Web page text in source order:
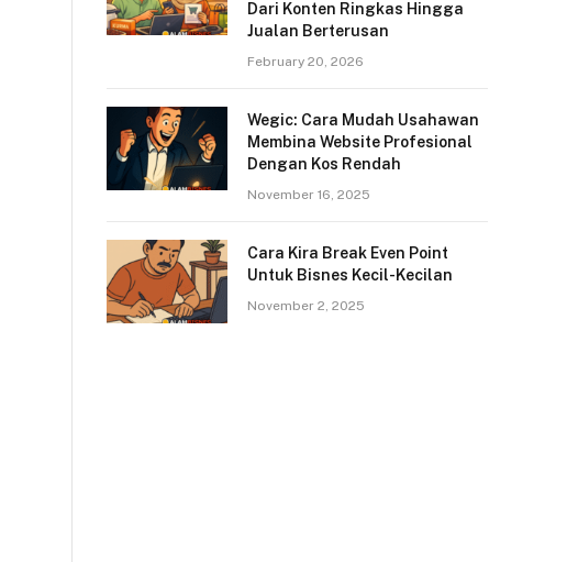
Dari Konten Ringkas Hingga
Jualan Berterusan
February 20, 2026
Wegic: Cara Mudah Usahawan
Membina Website Profesional
Dengan Kos Rendah
November 16, 2025
Cara Kira Break Even Point
Untuk Bisnes Kecil-Kecilan
November 2, 2025